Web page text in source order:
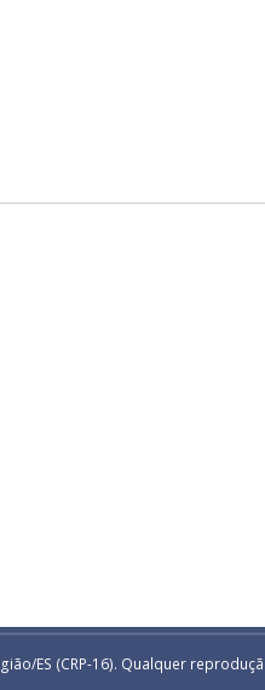
ES (CRP-16). Qualquer